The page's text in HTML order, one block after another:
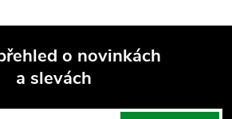
o novinkách
a slevách